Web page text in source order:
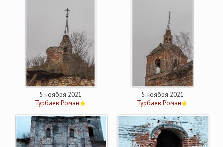
5 ноября 2021
Турбаев Роман
5 ноября 2021
Турбаев Роман